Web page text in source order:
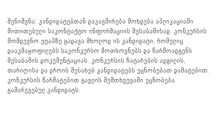
შენიშვნა: კანდიდატებთან დაკავშირება მოხდება აპლიკაციაში
მითითებული საკონტაქტო ინფორმაციის შესაბამისად. კონკურსის
მომდევნო ეტაპზე გადავა მხოლოდ ის კანდიდატი, რომელიც
დააკმაყოფილებს საკონკურსო მოთხოვნებს და წარმოადგენს
შესაბამის დოკუმენტაციას. კონკურსის ჩატარების ადგილის,
თარიღისა და დროის შესახებ კანდიდატებს ეცნობებათ დამატებით.
კონკურსის წარმატებით გავლის შემთხვევაში ეცნობება
გამარჯვებულ კანდიდატს.